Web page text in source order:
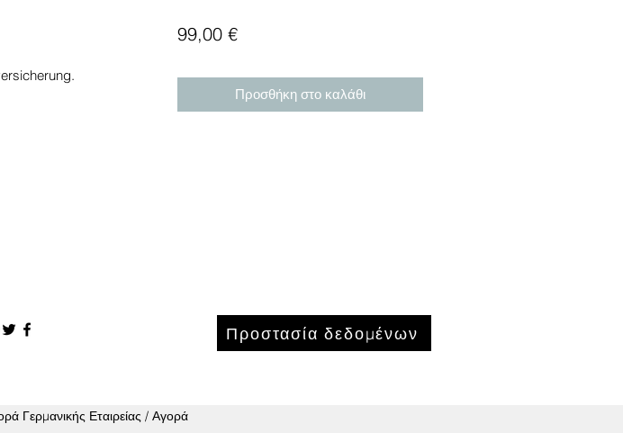
99,00 €Τιμή
Προσθήκη στο καλάθι
Προστασία δεδομένων
Γερμανικής Εταιρείας / Αγορά